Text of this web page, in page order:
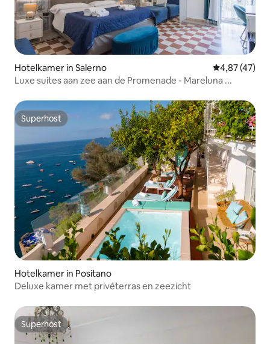
Hotelkamer in Salerno Gemiddelde
4,87 (47)
Luxe suites aan zee aan de Promenade - Mareluna ...
Superhost
Superhost
Hotelkamer in Positano
Deluxe kamer met privéterras en zeezicht
Superhost
Superhost